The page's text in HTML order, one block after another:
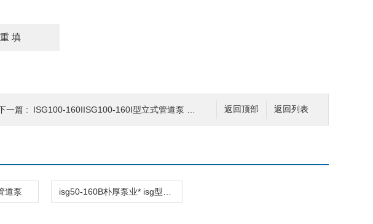
返回列表
返回顶部
一篇 : ISG100-160IISG100-160I型立式管道泵 管道循环泵
道泵